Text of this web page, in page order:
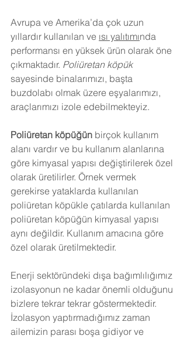
Avrupa ve Amerika’da çok uzun
yıllardır kullanılan ve ısı yalıtımında
performansı en yüksek ürün olarak öne
çıkmaktadır. Poliüretan köpük
sayesinde binalarımızı, başta
buzdolabı olmak üzere eşyalarımızı,
araçlarımızı izole edebilmekteyiz.
Poliüretan köpüğün birçok kullanım
alanı vardır ve bu kullanım alanlarına
göre kimyasal yapısı değiştirilerek özel
olarak üretilirler. Örnek vermek
gerekirse yataklarda kullanılan
poliüretan köpükle çatılarda kullanılan
poliüretan köpüğün kimyasal yapısı
aynı değildir. Kullanım amacına göre
özel olarak üretilmektedir.
Enerji sektöründeki dışa bağımlılığımız
izolasyonun ne kadar önemli olduğunu
bizlere tekrar tekrar göstermektedir.
İzolasyon yaptırmadığımız zaman
ailemizin parası boşa gidiyor ve